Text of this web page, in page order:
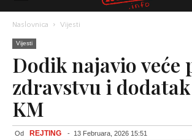
Naslovnica Vijesti
Vijesti
Dodik najavio veće
zdravstvu i dodatak
KM
Od REJTING - 13 Februara, 2026 15:51